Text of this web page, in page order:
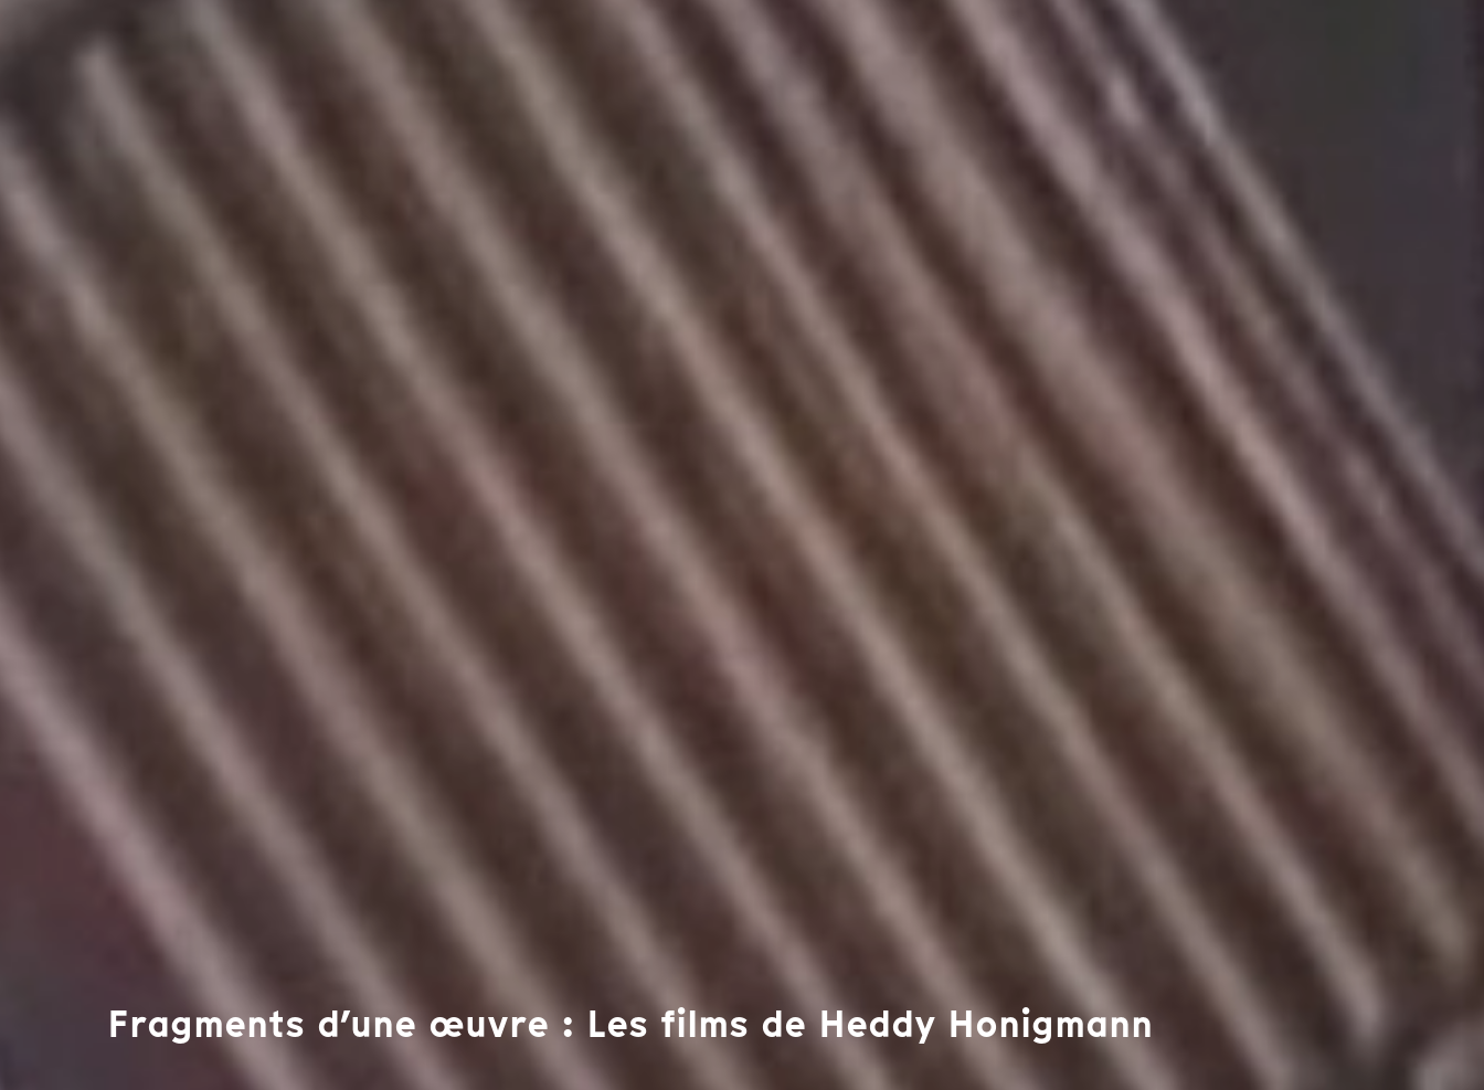
Fragments d’une œuvre : Les films de Heddy Honigmann